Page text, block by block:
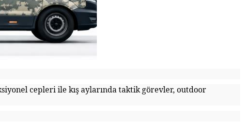
cepleri ile kış aylarında taktik görevler, outdoor